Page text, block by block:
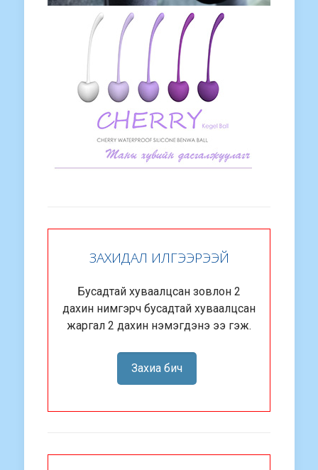
ЗАХИДАЛ ИЛГЭЭРЭЭЙ
Бусадтай хуваалцсан зовлон 2
дахин нимгэрч бусадтай хуваалцсан
жаргал 2 дахин нэмэгдэнэ ээ гэж.
Захиа бич